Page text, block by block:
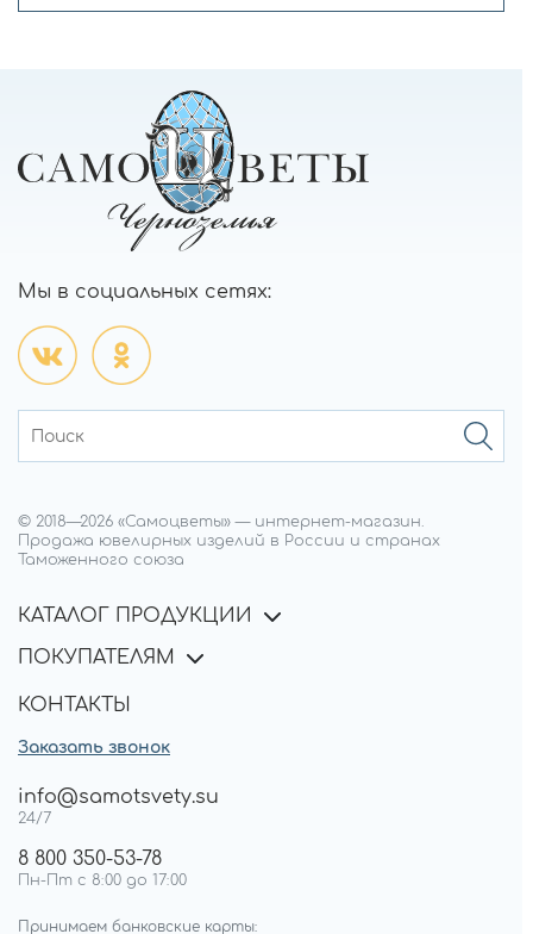
Мы в социальных сетях:
© 2018—2026 «Самоцветы» — интернет-магазин.
Продажа ювелирных изделий в России и странах
Таможенного союза
КАТАЛОГ ПРОДУКЦИИ
ПОКУПАТЕЛЯМ
КОНТАКТЫ
Заказать звонок
info@samotsvety.su
24/7
8 800 350-53-78
Пн-Пт с 8:00 до 17:00
Принимаем банковские карты: